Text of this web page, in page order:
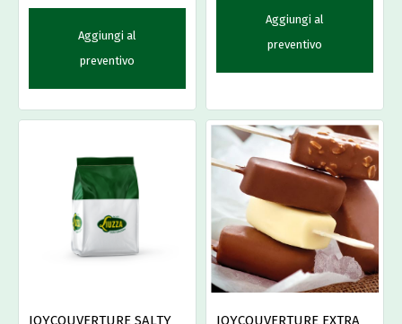
Aggiungi al
preventivo
Aggiungi al
preventivo
JOYCOUVERTURE SALTY JOYCOUVERTURE EXTRA